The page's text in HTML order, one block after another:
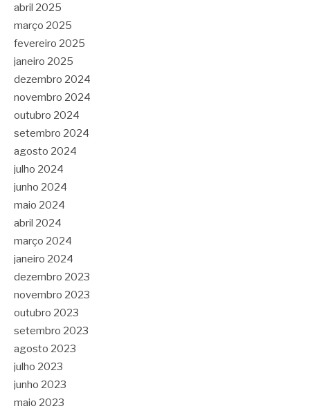
abril 2025
março 2025
fevereiro 2025
janeiro 2025
dezembro 2024
novembro 2024
outubro 2024
setembro 2024
agosto 2024
julho 2024
junho 2024
maio 2024
abril 2024
março 2024
janeiro 2024
dezembro 2023
novembro 2023
outubro 2023
setembro 2023
agosto 2023
julho 2023
junho 2023
maio 2023